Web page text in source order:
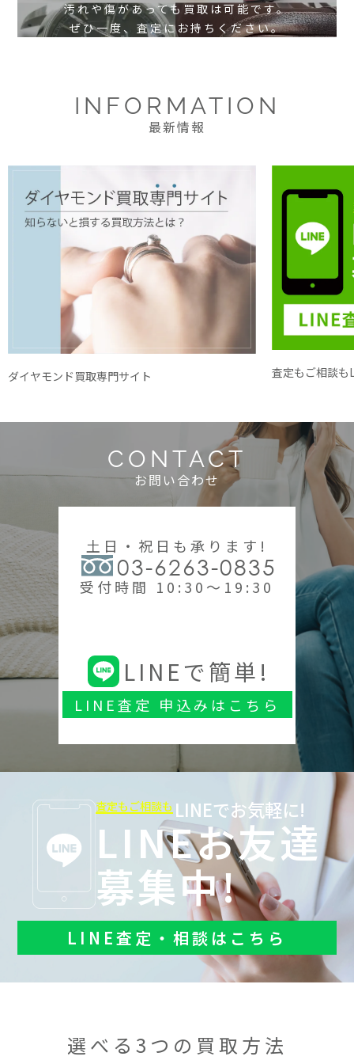
汚れや傷があっても買取は可能です。
ぜひ一度、査定にお持ちください。
INFORMATION
最新情報
ダイヤモンド買取専門サイト 査定もご相談も
CONTACT
お問い合わせ
土日・祝日も承ります!
03-6263-0835
受付時間 10:30～19:30
LINEで簡単!
LINE査定 申込みはこちら
査定もご相談も LINEでお気軽に!
LINEお友達
募集中!
LINE査定・相談はこちら
選べる3つの買取方法